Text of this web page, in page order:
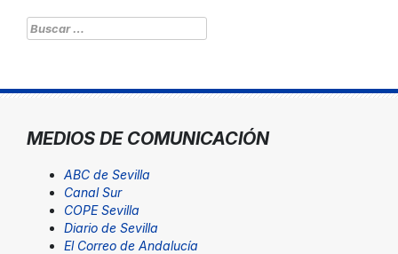
Buscar:
MEDIOS DE COMUNICACIÓN
ABC de Sevilla
Canal Sur
COPE Sevilla
Diario de Sevilla
El Correo de Andalucía